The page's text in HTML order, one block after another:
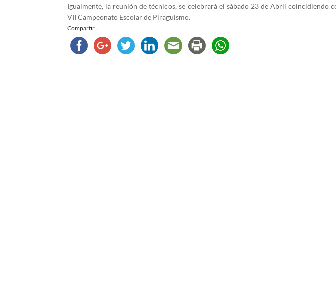
Igualmente, la reunión de técnicos, se celebrará el sábado 23 de Abril coincidiendo
VII Campeonato Escolar de Piragüismo.
Compartir...